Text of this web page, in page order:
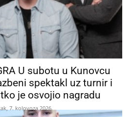
U subotu u Kunovcu
spektakl uz turnir i
je osvojio nagradu
7. kolovoza 2026.